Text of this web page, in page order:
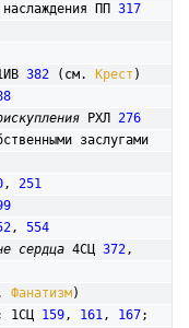
наслаждения ПП
317
382 (см. Крест )
РХЛ 276
, 251
, 554
сердца 4СЦ 372
Фанатизм)
1СЦ 159, 161, 167;